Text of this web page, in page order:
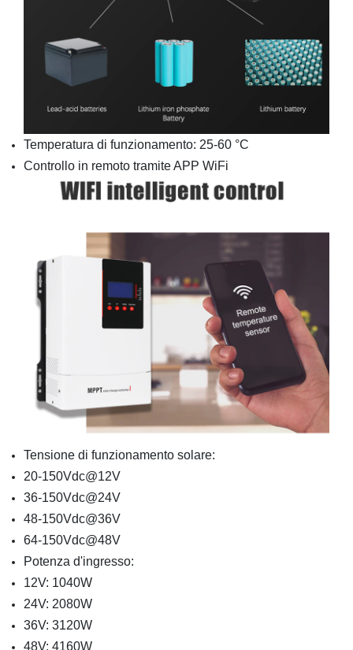
Temperatura di funzionamento: 25-60 °C
Controllo in remoto tramite APP WiFi
Tensione di funzionamento solare:
20-150Vdc@12V
36-150Vdc@24V
48-150Vdc@36V
64-150Vdc@48V
Potenza d'ingresso:
12V: 1040W
24V: 2080W
36V: 3120W
48V: 4160W